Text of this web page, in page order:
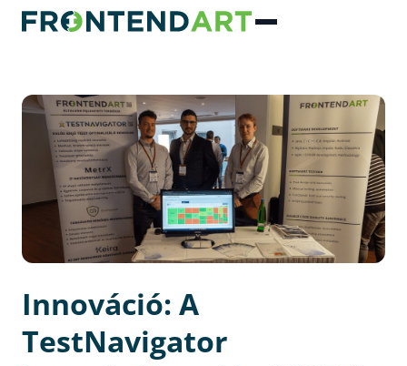
Innováció: A
TestNavigator